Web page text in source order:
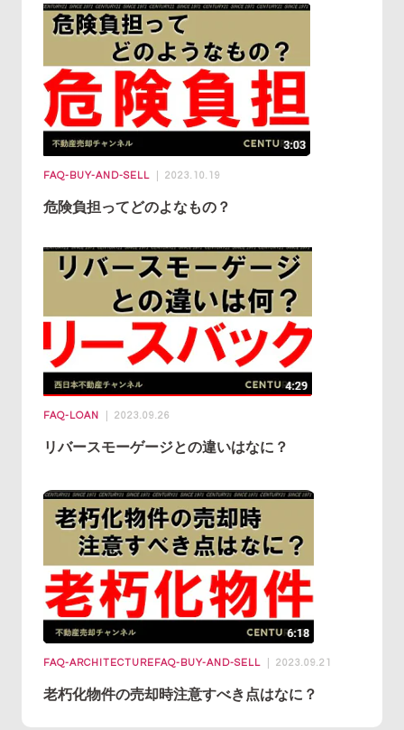
FAQ-BUY-AND-SELL 2023.10.19
危険負担ってどのよなもの？
FAQ-LOAN 2023.09.26
リバースモーゲージとの違いはなに？
FAQ-ARCHITECTURE FAQ-BUY-AND-SELL 2023.09.21
老朽化物件の売却時注意すべき点はなに？